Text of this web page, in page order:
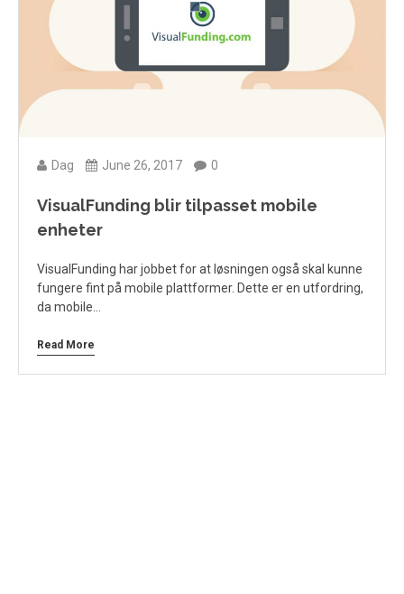
Dag June 26, 2017 0
VisualFunding blir tilpasset mobile
enheter
VisualFunding har jobbet for at løsningen også skal kunne
fungere fint på mobile plattformer. Dette er en utfordring,
da mobile…
Read More